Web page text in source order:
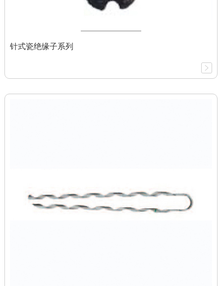
针式瓷绝缘子系列